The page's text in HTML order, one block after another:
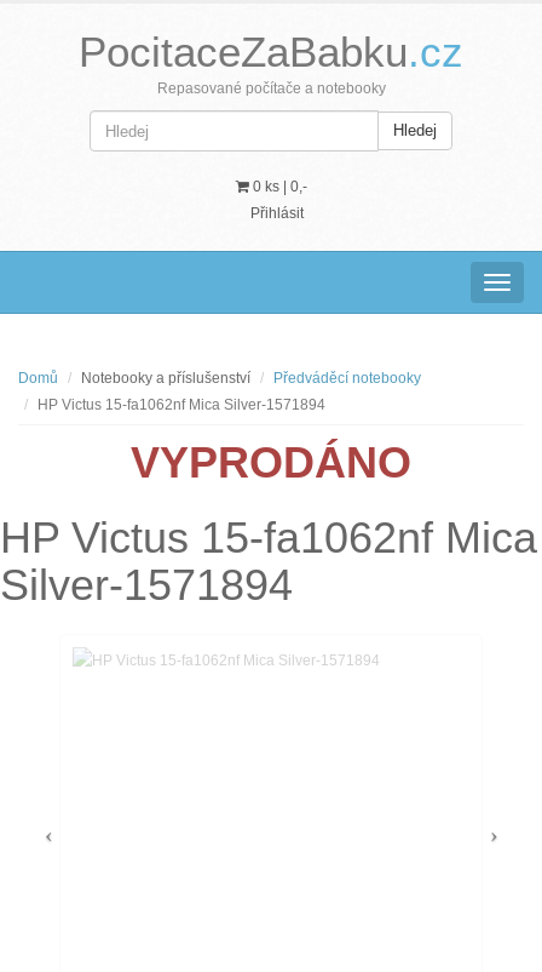
PocitaceZaBabku.cz
Repasované počítače a notebooky
Hledej
0 ks | 0,-
Přihlásit
Domů Notebooky a příslušenství
Předváděcí notebooky
HP Victus 15-fa1062nf Mica Silver-1571894
VYPRODÁNO
HP Victus 15-fa1062nf Mica
Silver-1571894